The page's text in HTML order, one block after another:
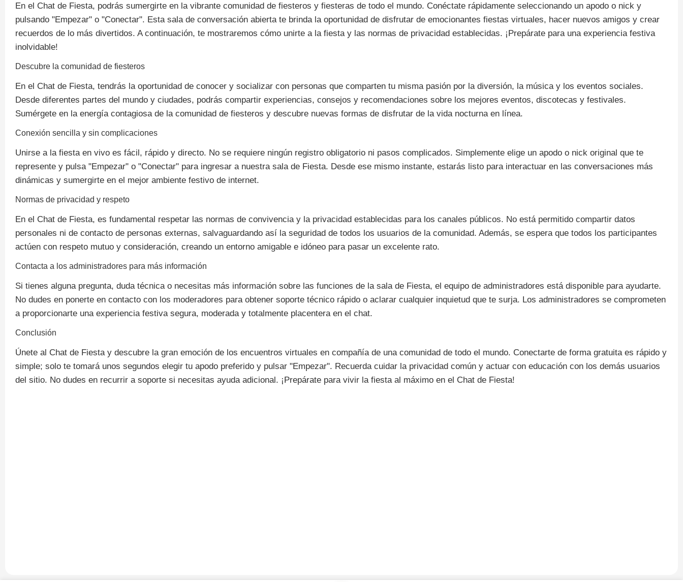
En el Chat de Fiesta, podrás sumergirte en la vibrante comunidad de fiesteros y fiesteras de todo el mundo. Conéctate rápidamente seleccionando un apodo o nick y
pulsando "Empezar" o "Conectar". Esta sala de conversación abierta te brinda la oportunidad de disfrutar de emocionantes fiestas virtuales, hacer nuevos amigos y crear
recuerdos de lo más divertidos. A continuación, te mostraremos cómo unirte a la fiesta y las normas de privacidad establecidas. ¡Prepárate para una experiencia festiva
inolvidable!
Descubre la comunidad de fiesteros
En el Chat de Fiesta, tendrás la oportunidad de conocer y socializar con personas que comparten tu misma pasión por la diversión, la música y los eventos sociales.
Desde diferentes partes del mundo y ciudades, podrás compartir experiencias, consejos y recomendaciones sobre los mejores eventos, discotecas y festivales.
Sumérgete en la energía contagiosa de la comunidad de fiesteros y descubre nuevas formas de disfrutar de la vida nocturna en línea.
Conexión sencilla y sin complicaciones
Unirse a la fiesta en vivo es fácil, rápido y directo. No se requiere ningún registro obligatorio ni pasos complicados. Simplemente elige un apodo o nick original que te
represente y pulsa "Empezar" o "Conectar" para ingresar a nuestra sala de Fiesta. Desde ese mismo instante, estarás listo para interactuar en las conversaciones más
dinámicas y sumergirte en el mejor ambiente festivo de internet.
Normas de privacidad y respeto
En el Chat de Fiesta, es fundamental respetar las normas de convivencia y la privacidad establecidas para los canales públicos. No está permitido compartir datos
personales ni de contacto de personas externas, salvaguardando así la seguridad de todos los usuarios de la comunidad. Además, se espera que todos los participantes
actúen con respeto mutuo y consideración, creando un entorno amigable e idóneo para pasar un excelente rato.
Contacta a los administradores para más información
Si tienes alguna pregunta, duda técnica o necesitas más información sobre las funciones de la sala de Fiesta, el equipo de administradores está disponible para ayudarte.
No dudes en ponerte en contacto con los moderadores para obtener soporte técnico rápido o aclarar cualquier inquietud que te surja. Los administradores se comprometen
a proporcionarte una experiencia festiva segura, moderada y totalmente placentera en el chat.
Conclusión
Únete al Chat de Fiesta y descubre la gran emoción de los encuentros virtuales en compañía de una comunidad de todo el mundo. Conectarte de forma gratuita es rápido y
simple; solo te tomará unos segundos elegir tu apodo preferido y pulsar "Empezar". Recuerda cuidar la privacidad común y actuar con educación con los demás usuarios
del sitio. No dudes en recurrir a soporte si necesitas ayuda adicional. ¡Prepárate para vivir la fiesta al máximo en el Chat de Fiesta!